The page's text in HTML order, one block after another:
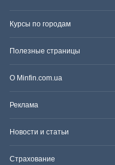
Курсы по городам
Полезные страницы
О Minfin.com.ua
Реклама
Новости и статьи
Страхование